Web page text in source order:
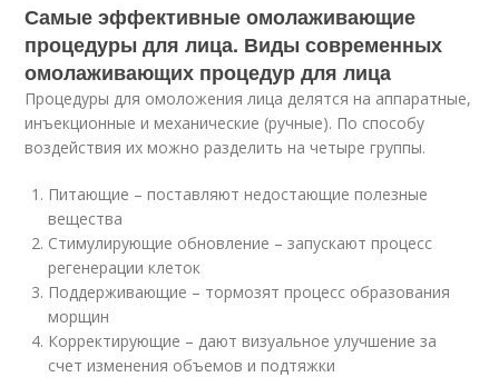
Самые эффективные омолаживающие
процедуры для лица. Виды современных
омолаживающих процедур для лица
Процедуры для омоложения лица делятся на аппаратные,
инъекционные и механические (ручные). По способу
воздействия их можно разделить на четыре группы.
Питающие – поставляют недостающие полезные
вещества
Стимулирующие обновление – запускают процесс
регенерации клеток
Поддерживающие – тормозят процесс образования
морщин
Корректирующие – дают визуальное улучшение за
счет изменения объемов и подтяжки